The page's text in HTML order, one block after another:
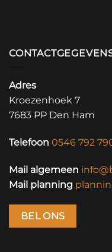
Adres
Kroezenhoek 7
7683 PP Den Ham
Telefoon 0546 792
Mail algemeen
Mail planning
BEL ONS